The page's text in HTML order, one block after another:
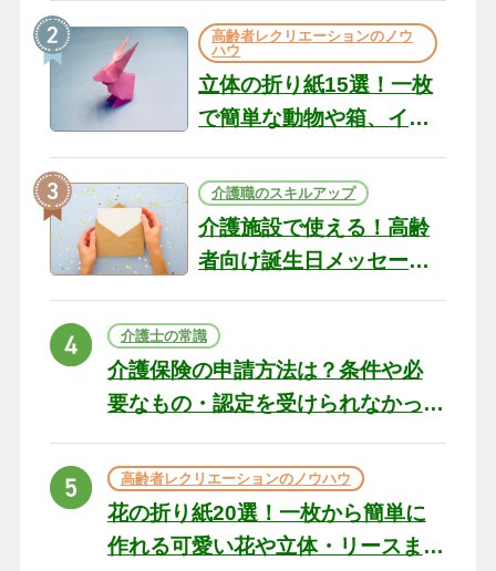
の現場から（22）
高齢者レクリエーションのノウ
ハウ
立体の折り紙15選！一枚
で簡単な動物や箱、イン
テリアになる作品まで
介護職のスキルアップ
介護施設で使える！高齢
者向け誕生日メッセージ
の例文と書き方のポイン
ト
介護士の常識
介護保険の申請方法は？条件や必
要なもの・認定を受けられなかっ
た場合の対処法
高齢者レクリエーションのノウハウ
花の折り紙20選！一枚から簡単に
作れる可愛い花や立体・リースま